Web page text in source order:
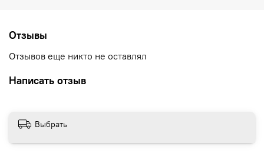
Отзывы
Отзывов еще никто не оставлял
Написать отзыв
Выбрать